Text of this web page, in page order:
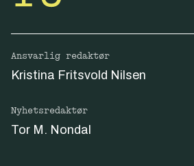
Ansvarlig redaktør
Kristina Fritsvold Nilsen
Nyhetsredaktør
Tor M. Nondal